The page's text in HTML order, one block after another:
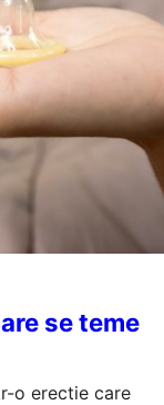
se teme
o erectie care